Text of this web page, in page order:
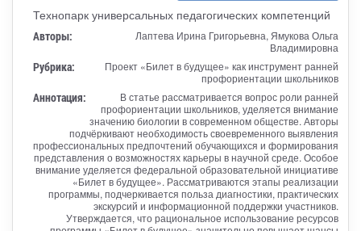
Технопарк универсальных педагогических компетенций
Авторы:
Лаптева Ирина Григорьевна, Ямукова Ольга
Владимировна
Рубрика:
Проект «Билет в будущее» как инструмент ранней
профориентации школьников
Аннотация:
В статье рассматривается вопрос роли ранней
профориентации школьников, уделяется внимание
значению биологии в современном обществе. Авторы
подчёркивают необходимость своевременного выявления
профессиональных предпочтений обучающихся и формирования
представления о возможностях карьеры в научной среде. Особое
внимание уделяется федеральной образовательной инициативе
«Билет в будущее». Рассматриваются этапы реализации
программы, подчеркивается польза диагностики, практических
экскурсий и информационной поддержки участников.
Утверждается, что рациональное использование ресурсов